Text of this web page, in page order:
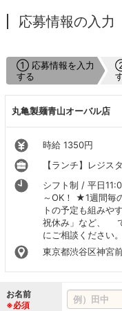
応募情報の入力
① 応募情報を入力
する
丸亀製麺青山オーバル店
時給 1350円
【ランチ】レジス
シフト制 / 平日
～OK！ ★1週間毎
トの予定も組みや
祝休み」など、
にご相談ください。
東京都渋谷区神宮
お名前
※必須